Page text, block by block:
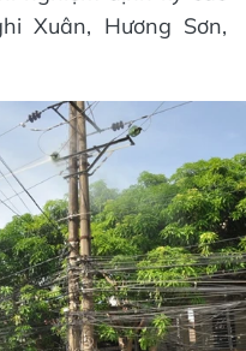
Xuân, Hương Sơn,